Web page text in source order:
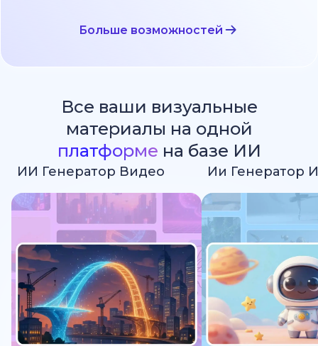
Больше возможностей
Все ваши визуальные
материалы на одной
платформе на базе ИИ
ИИ Генератор Видео